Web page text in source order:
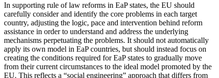
In supporting rule of law reforms in EaP states, the EU should
carefully consider and identify the core problems in each target
country, adjusting the logic, pace and inter­vention behind reform
assistance in order to understand and address the underlying
mechanisms perpetuating the problems. It should not automatically
apply its own model in EaP countries, but should instead focus on
creating the conditions required for EaP states to gradually move
from their current circumstances to the ideal model promoted by the
EU. This reflects a “social engineering” approach that differs from